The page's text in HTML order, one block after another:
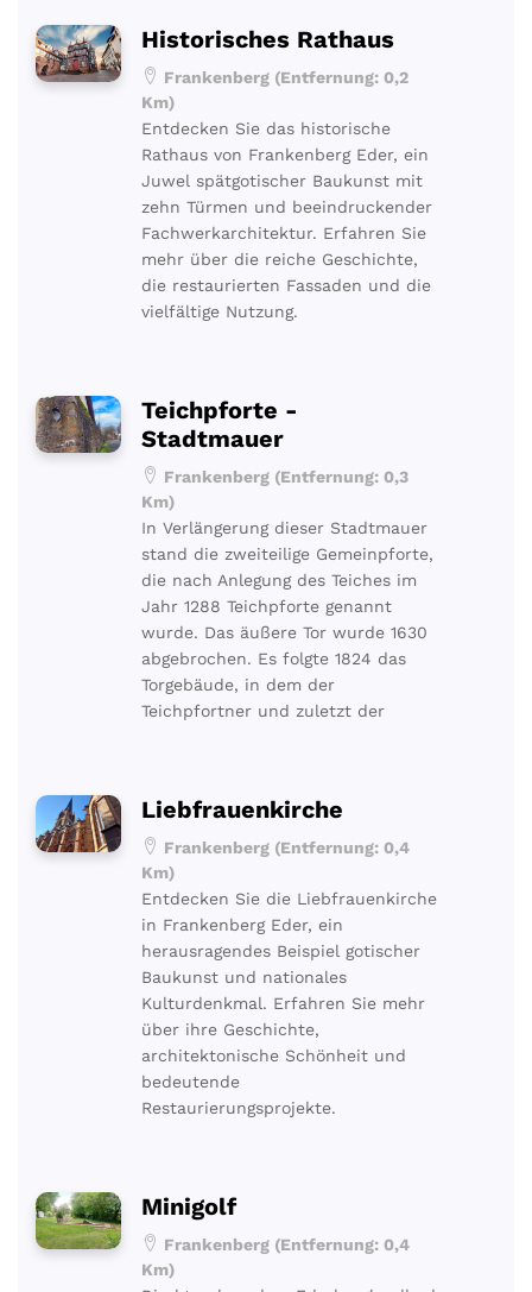
Historisches Rathaus
Frankenberg (Entfernung: 0,2
Km)
Entdecken Sie das historische
Rathaus von Frankenberg Eder, ein
Juwel spätgotischer Baukunst mit
zehn Türmen und beeindruckender
Fachwerkarchitektur. Erfahren Sie
mehr über die reiche Geschichte,
die restaurierten Fassaden und die
vielfältige Nutzung.
Teichpforte -
Stadtmauer
Frankenberg (Entfernung: 0,3
Km)
In Verlängerung dieser Stadtmauer
stand die zweiteilige Gemeinpforte,
die nach Anlegung des Teiches im
Jahr 1288 Teichpforte genannt
wurde. Das äußere Tor wurde 1630
abgebrochen. Es folgte 1824 das
Torgebäude, in dem der
Teichpfortner und zuletzt der
Liebfrauenkirche
Frankenberg (Entfernung: 0,4
Km)
Entdecken Sie die Liebfrauenkirche
in Frankenberg Eder, ein
herausragendes Beispiel gotischer
Baukunst und nationales
Kulturdenkmal. Erfahren Sie mehr
über ihre Geschichte,
architektonische Schönheit und
bedeutende
Restaurierungsprojekte.
Minigolf
Frankenberg (Entfernung: 0,4
Km)